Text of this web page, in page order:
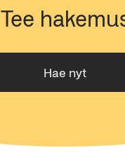
Tee
Hae nyt